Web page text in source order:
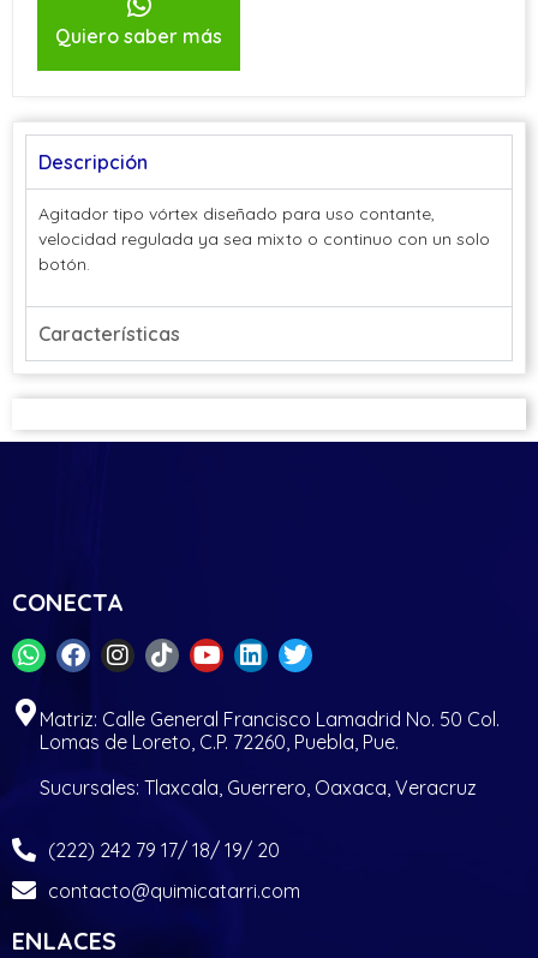
Quiero saber más
Descripción
Agitador tipo vórtex diseñado para uso contante,
velocidad regulada ya sea mixto o continuo con un solo
botón.
Características
CONECTA
Matriz: Calle General Francisco Lamadrid No. 50 Col.
Lomas de Loreto, C.P. 72260, Puebla, Pue.
Sucursales: Tlaxcala, Guerrero, Oaxaca, Veracruz
(222) 242 79 17/ 18/ 19/ 20
contacto@quimicatarri.com
ENLACES